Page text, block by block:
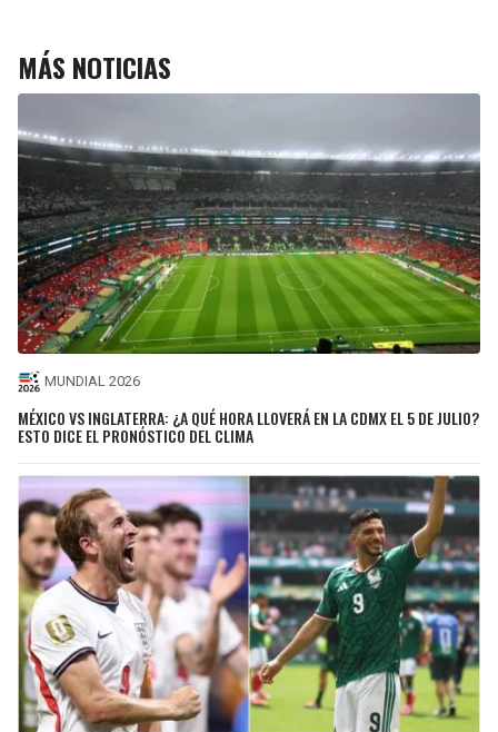
MÁS NOTICIAS
MUNDIAL 2026
MÉXICO VS INGLATERRA: ¿A QUÉ HORA LLOVERÁ EN LA CDMX EL 5 DE JULIO?
ESTO DICE EL PRONÓSTICO DEL CLIMA